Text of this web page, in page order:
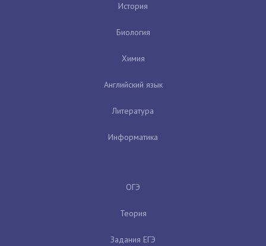
История
Биология
Химия
Английский язык
Литература
Информатика
ОГЭ
Теория
Задания ЕГЭ